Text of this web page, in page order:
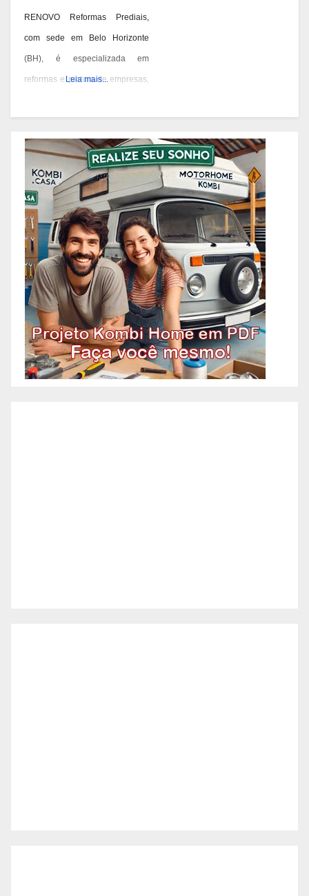
RENOVO Reformas Prediais,
com sede em Belo Horizonte
(BH), é especializada em
reformas e pintura de empresas,
experiência desde 1978 e são
conhecidos por seus serviços de
qualidade em BH. Você pode
contatá-los pelos telefones 31
3473-2000, 3357-1961 ou
98687-2000 se você está
pensando em reformar ou pintar
a fachada da sua empresa,
condomínio ou
Leia mais...